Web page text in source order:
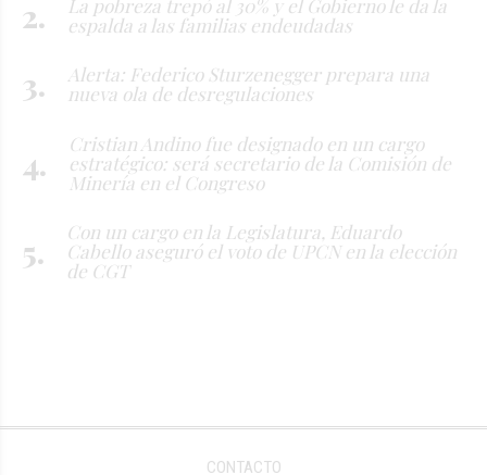
espalda a las familias endeudadas
Alerta: Federico Sturzenegger prepara una
nueva ola de desregulaciones
Cristian Andino fue designado en un cargo
estratégico: será secretario de la Comisión de
Minería en el Congreso
Con un cargo en la Legislatura, Eduardo
Cabello aseguró el voto de UPCN en la elección
de CGT
CONTACTO